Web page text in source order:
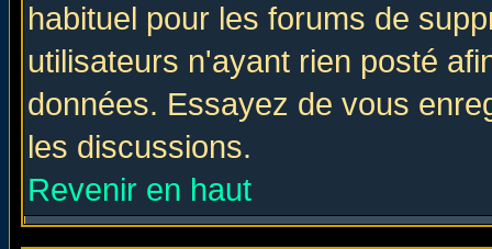
habituel pour les forums de
utilisateurs n'ayant rien posté
données. Essayez de vous
les discussions.
Revenir en haut